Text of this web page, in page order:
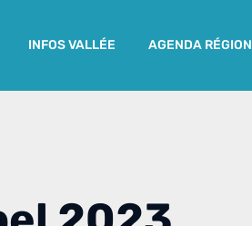
INFOS VALLÉE AGENDA RÉGION